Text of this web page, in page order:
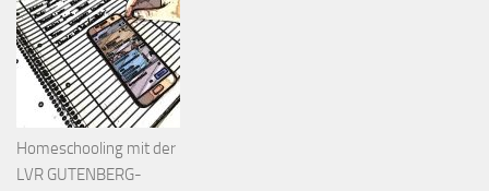
Homeschooling mit der
LVR GUTENBERG-